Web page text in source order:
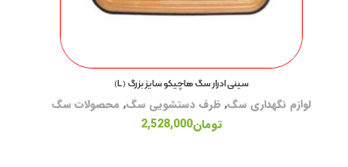
سینی ادرار سگ هاچیکو سایز بزرگ (L)
لوازم نگهداری سگ,ظرف دستشویی سگ, محصولات سگ
تومان2,528,000